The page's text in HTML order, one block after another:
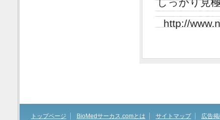
http://
トップページ BioMedサーカス.comとは サイトマップ 広告